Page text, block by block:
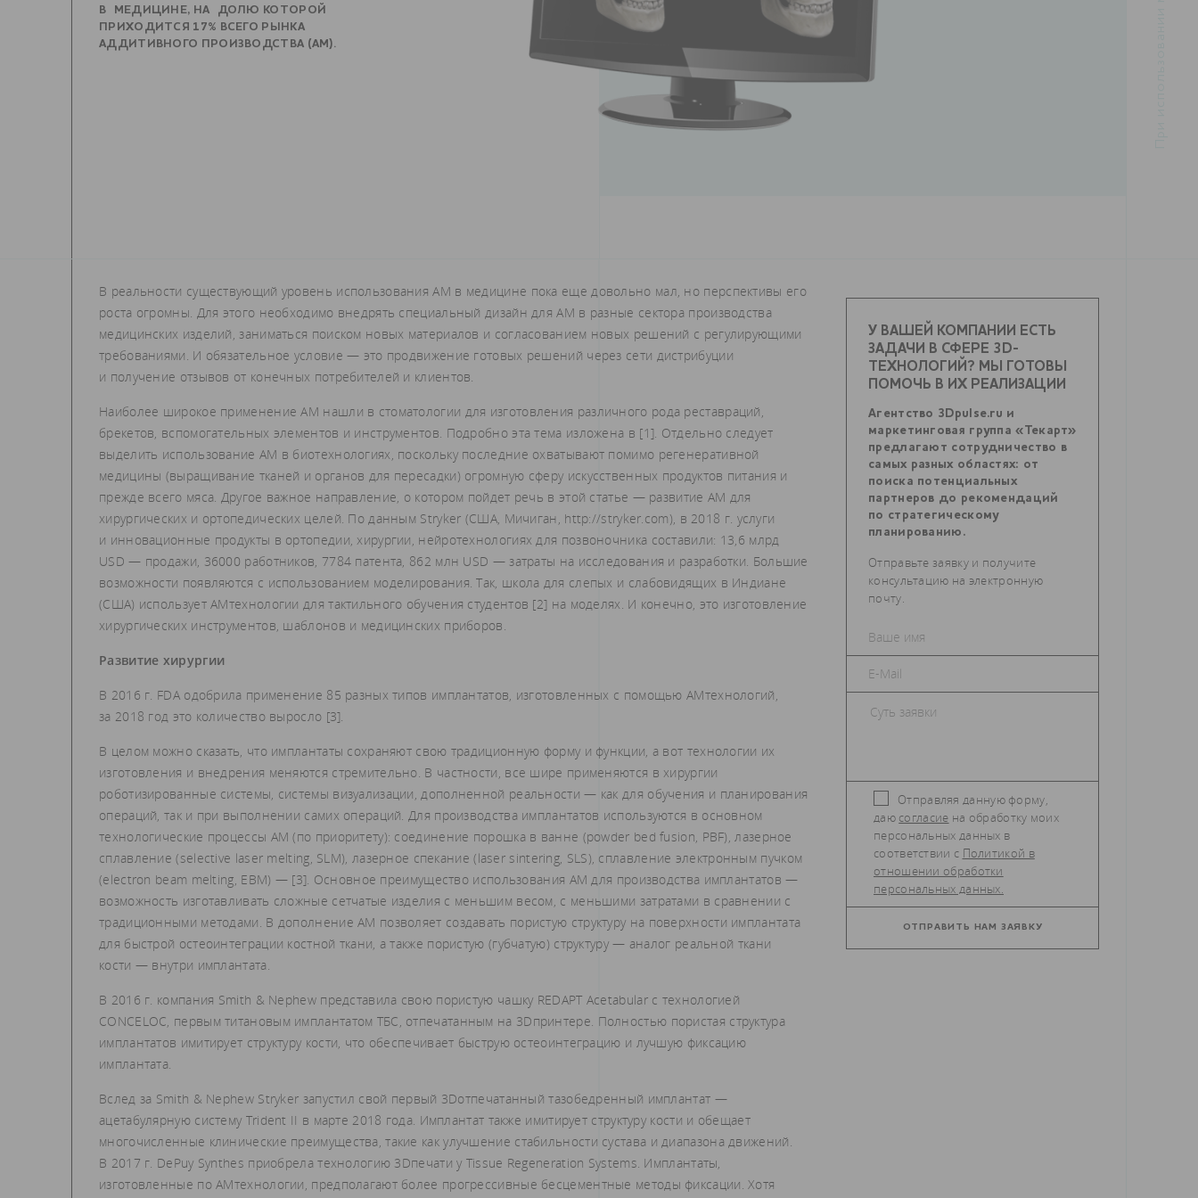
В МЕДИЦИНЕ, НА ДОЛЮ КОТОРОЙ
ПРИХОДИТСЯ 17% ВСЕГО РЫНКА
АДДИТИВНОГО ПРОИЗВОДСТВА (АМ).
В реальности существующий уровень использования АМ в медицине пока еще довольно мал, но перспективы его
роста огромны. Для этого необходимо внедрять специальный дизайн для АМ в разные сектора производства
медицинских изделий, заниматься поиском новых материалов и согласованием новых решений с регулирующими
требованиями. И обязательное условие — это продвижение готовых решений через сети дистрибуции
и получение отзывов от конечных потребителей и клиентов.
Наиболее широкое применение АМ нашли в стоматологии для изготовления различного рода реставраций,
брекетов, вспомогательных элементов и инструментов. Подробно эта тема изложена в [1]. Отдельно следует
выделить использование АМ в биотехнологиях, поскольку последние охватывают помимо регенеративной
медицины (выращивание тканей и органов для пересадки) огромную сферу искусственных продуктов питания и
прежде всего мяса. Другое важное направление, о котором пойдет речь в этой статье — развитие АМ для
хирургических и ортопедических целей. По данным Stryker (США, Мичиган, http://stryker.com), в 2018 г. услуги
и инновационные продукты в ортопедии, хирургии, нейротехнологиях для позвоночника составили: 13,6 млрд
USD — продажи, 36000 работников, 7784 патента, 862 млн USD — затраты на исследования и разработки. Большие
возможности появляются с использованием моделирования. Так, школа для слепых и слабовидящих в Индиане
(США) использует АМ­технологии для тактильного обучения студентов [2] на моделях. И конечно, это изготовление
хирургических инструментов, шаблонов и медицинских приборов.
Развитие хирургии
В 2016 г. FDA одобрила применение 85 разных типов имплантатов, изготовленных с помощью АМ­технологий,
за 2018 год это количество выросло [3].
В целом можно сказать, что имплантаты сохраняют свою традиционную форму и функции, а вот технологии их
изготовления и внедрения меняются стремительно. В частности, все шире применяются в хирургии
роботизированные системы, системы визуализации, дополненной реальности — как для обучения и планирования
операций, так и при выполнении самих операций. Для производства имплантатов используются в основном
технологические процессы АМ (по приоритету): соединение порошка в ванне (powder bed fusion, PBF), лазерное
сплавление (selective laser melting, SLM), лазерное спекание (laser sintering, SLS), сплавление электронным пучком
(ele­ctron beam melting, EBM) — [3]. Основное преимущество использования АМ для производства имплантатов —
возможность изготавливать сложные сетчатые изделия с меньшим весом, с меньшими затратами в сравнении с
традиционными методами. В дополнение АМ позволяет создавать пористую структуру на поверхности имплантата
для быстрой остеоинтеграции костной ткани, а также пористую (губчатую) структуру — аналог реальной ткани
кости — внутри имплантата.
В 2016 г. компания Smith & Nephew представила свою пористую чашку REDAPT Acetabular с технологией
CONCELOC, первым титановым имплантатом ТБС, отпечатанным на 3D­принтере. Полностью пористая структура
имплантатов имитирует структуру кости, что обеспечивает быструю остеоинтеграцию и лучшую фиксацию
имплантата.
Вслед за Smith & Nephew Stryker запустил свой первый 3D­отпечатанный тазобедренный имплантат —
ацетабулярную систему Trident II в марте 2018 года. Имплантат также имитирует структуру кости и обещает
многочисленные клинические преимущества, такие как улучшение стабильности сустава и диапазона движений.
В 2017 г. DePuy Synthes приобрела технологию 3D­печати у Tissue Regeneration Systems. Имплантаты,
изготовленные по АМ­технологии, предполагают более прогрессивные бесцементные методы фиксации. Хотя
У ВАШЕЙ КОМПАНИИ ЕСТЬ
ЗАДАЧИ В СФЕРЕ 3D-
ТЕХНОЛОГИЙ? МЫ ГОТОВЫ
ПОМОЧЬ В ИХ РЕАЛИЗАЦИИ
Агентство 3Dpulse.ru и
маркетинговая группа «Текарт»
предлагают сотрудничество в
самых разных областях: от
поиска потенциальных
партнеров до рекомендаций
по стратегическому
планированию.
Отправьте заявку и получите
консультацию на электронную
почту.
Отправляя данную форму,
даю согласие
персональных данных в
соответствии с Политикой в
отношении обработки
персональных данных.